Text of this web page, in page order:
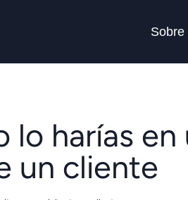
Sobre
lo harías en
un cliente